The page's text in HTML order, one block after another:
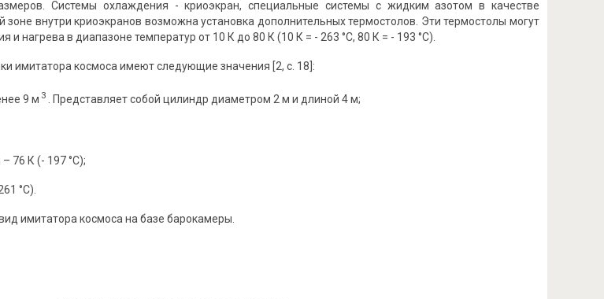
Системы охлаждения - криоэкран, специальные системы с жидким азотом в качестве
зоне внутри криоэкранов возможна установка дополнительных термостолов. Эти термостолы могут
нагрева в диапазоне температур от 10 К до 80 К (10 К = - 263 °С, 80 К = - 193 °С).
имитатора космоса имеют следующие значения [2, с. 18]:
9 м 3 . Представляет собой цилиндр диаметром 2 м и длиной 4 м;
76 К (- 197 °С);
°С).
имитатора космоса на базе барокамеры.